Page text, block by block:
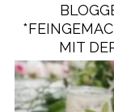
MIT